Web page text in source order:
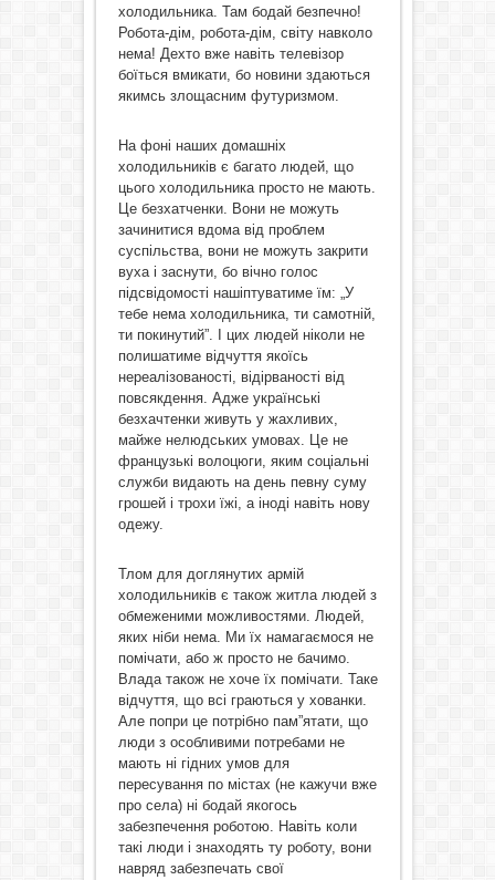
холодильника. Там бодай безпечно!
Робота-дім, робота-дім, світу навколо
нема! Дехто вже навіть телевізор
боїться вмикати, бо новини здаються
якимсь злощасним футуризмом.
На фоні наших домашніх
холодильників є багато людей, що
цього холодильника просто не мають.
Це безхатченки. Вони не можуть
зачинитися вдома від проблем
суспільства, вони не можуть закрити
вуха і заснути, бо вічно голос
підсвідомості нашіптуватиме їм: „У
тебе нема холодильника, ти самотній,
ти покинутий”. І цих людей ніколи не
полишатиме відчуття якоїсь
нереалізованості, відірваності від
повсякдення. Адже українські
безхачтенки живуть у жахливих,
майже нелюдських умовах. Це не
французькі волоцюги, яким соціальні
служби видають на день певну суму
грошей і трохи їжі, а іноді навіть нову
одежу.
Тлом для доглянутих армій
холодильників є також житла людей з
обмеженими можливостями. Людей,
яких ніби нема. Ми їх намагаємося не
помічати, або ж просто не бачимо.
Влада також не хоче їх помічати. Таке
відчуття, що всі граються у хованки.
Але попри це потрібно пам”ятати, що
люди з особливими потребами не
мають ні гідних умов для
пересування по містах (не кажучи вже
про села) ні бодай якогось
забезпечення роботою. Навіть коли
такі люди і знаходять ту роботу, вони
навряд забезпечать свої